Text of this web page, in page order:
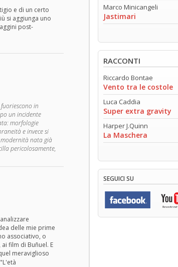
e di un certo
si aggiunga uno
post-
in
un incidente
morfologie
e invece si
nata già
pericolosamente,
delle mie prime
associativo, o
film di Buñuel. E
meraviglioso
Marco Minicangeli
Jastimari
RACCONTI
Riccardo Bontae
Vento tra le costole
Luca Caddia
Super extra gravity
Harper J.Quinn
La Maschera
SEGUICI SU